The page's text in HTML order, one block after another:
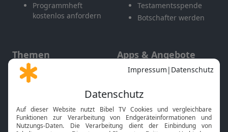
Programmheft
kostenlos anfordern
Testamentsspende
Botschafter werden
Themen
Gott und Bibel erklärt
Neuigkeiten
Apps & Angebote
Mobile App
Smart TV
HbbTV